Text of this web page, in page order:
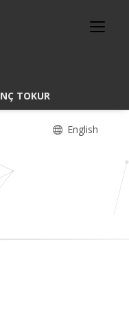
TOKUR
English